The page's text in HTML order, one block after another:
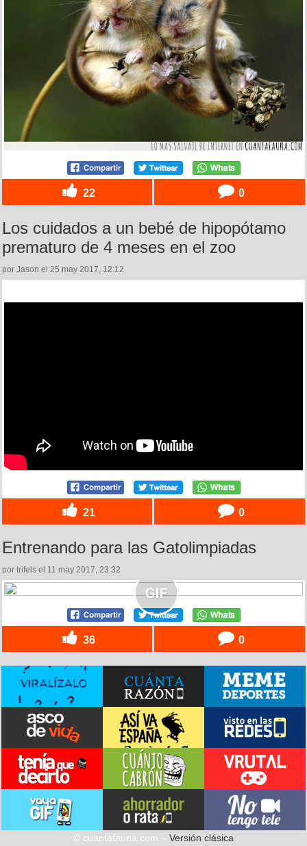
22 0
Los cuidados a un bebé de hipopótamo
prematuro de 4 meses en el zoo
por Jason el 25 may 2017, 12:12
21 0
Entrenando para las Gatolimpiadas
por trifels el 11 may 2017, 23:32
36 0
© cuantafauna.com – Versión clásica